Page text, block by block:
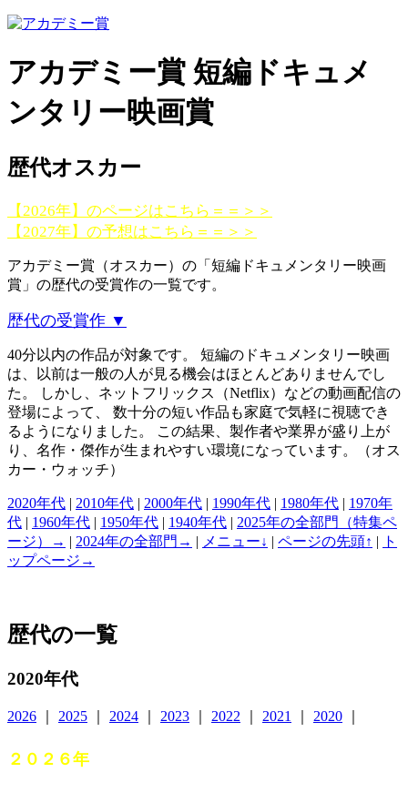
アカデミー賞 短編ドキュメ
ンタリー映画賞
歴代オスカー
【2026年】のページはこちら＝＝＞＞
【2027年】の予想はこちら＝＝＞＞
アカデミー賞（オスカー）の「短編ドキュメンタリー映画
賞」の歴代の受賞作の一覧です。
歴代の受賞作 ▼
40分以内の作品が対象です。 短編のドキュメンタリー映画
は、以前は一般の人が見る機会はほとんどありませんでし
た。 しかし、ネットフリックス（Netflix）などの動画配信の
登場によって、 数十分の短い作品も家庭で気軽に視聴でき
るようになりました。 この結果、製作者や業界が盛り上が
り、名作・傑作が生まれやすい環境になっています。（オス
カー・ウォッチ）
2020年代 | 2010年代 | 2000年代 | 1990年代 | 1980年代 | 1970年
代 | 1960年代 | 1950年代 | 1940年代 | 2025年の全部門（特集ペ
ージ）→ | 2024年の全部門→ | メニュー↓ | ページの先頭↑ |
ト
ップページ→
歴代の一覧
2020年代
2026 2025 2024 2023 2022 2021 2020
２０２６年